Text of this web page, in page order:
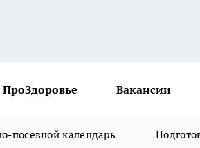
ПроЗдоровье Вакансии
посевной календарь